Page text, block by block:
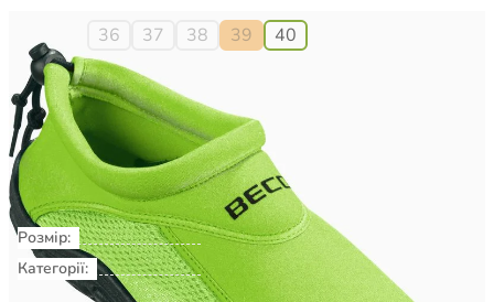
36 37 38 39 40
745₴
Не доступно
Розмір:
39
Категорії:
Плавання & Аквафітнес
для басейну, пляжу, серфінгу